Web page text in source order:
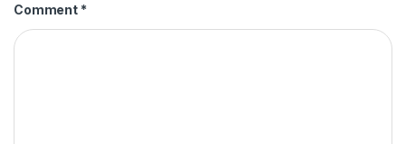
Comment *